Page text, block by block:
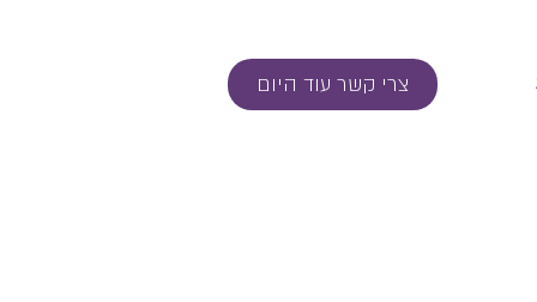
צרי קשר עוד היום